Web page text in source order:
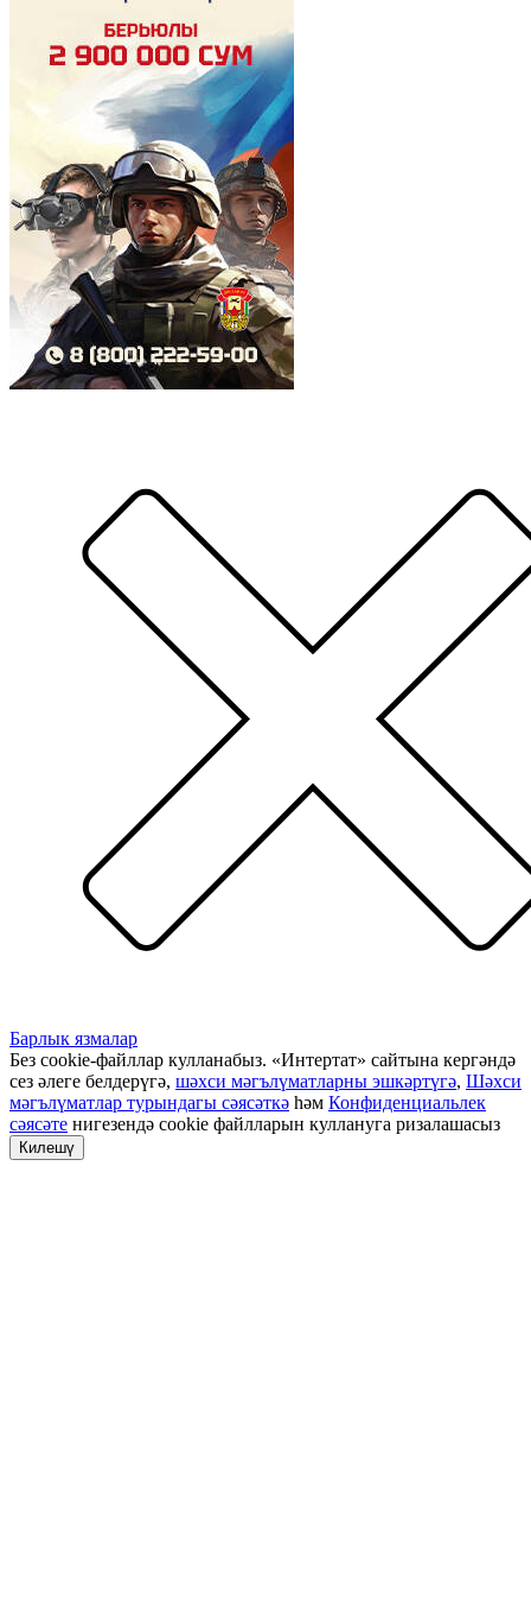
Барлык язмалар
Без cookie-файллар кулланабыз. «Интертат» сайтына кергәндә
сез әлеге белдерүгә, шәхси мәгълүматларны эшкәртүгә, Шәхси
мәгълүматлар турындагы сәясәткә һәм Конфиденциальлек
сәясәте нигезендә cookie файлларын куллануга ризалашасыз
Килешү